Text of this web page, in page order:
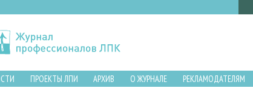
ПРОЕКТЫ ЛПИ АРХИВ О ЖУРНАЛЕ
РЕКЛАМОДАТЕЛЯМ